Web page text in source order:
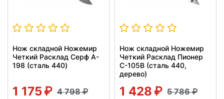
Нож складной Ножемир
Четкий Расклад Серф A-
198 (сталь 440)
1 175 4 798
Нож складной Ножемир
Четкий Расклад Пионер
C-105B (сталь 440,
дерево)
1 428 5 786